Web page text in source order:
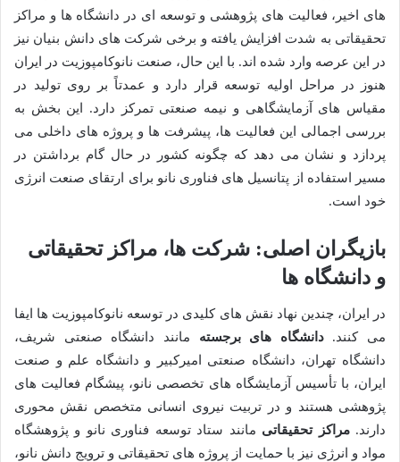
های اخیر، فعالیت های پژوهشی و توسعه ای در دانشگاه ها و مراکز
تحقیقاتی به شدت افزایش یافته و برخی شرکت های دانش بنیان نیز
در این عرصه وارد شده اند. با این حال، صنعت نانوکامپوزیت در ایران
هنوز در مراحل اولیه توسعه قرار دارد و عمدتاً بر روی تولید در
مقیاس های آزمایشگاهی و نیمه صنعتی تمرکز دارد. این بخش به
بررسی اجمالی این فعالیت ها، پیشرفت ها و پروژه های داخلی می
پردازد و نشان می دهد که چگونه کشور در حال گام برداشتن در
مسیر استفاده از پتانسیل های فناوری نانو برای ارتقای صنعت انرژی
خود است.
بازیگران اصلی: شرکت ها، مراکز تحقیقاتی
و دانشگاه ها
در ایران، چندین نهاد نقش های کلیدی در توسعه نانوکامپوزیت ها ایفا
می کنند.دانشگاه های برجسته مانند دانشگاه صنعتی شریف،
دانشگاه تهران، دانشگاه صنعتی امیرکبیر و دانشگاه علم و صنعت
ایران، با تأسیس آزمایشگاه های تخصصی نانو، پیشگام فعالیت های
پژوهشی هستند و در تربیت نیروی انسانی متخصص نقش محوری
دارند.مراکز تحقیقاتی مانند ستاد توسعه فناوری نانو و پژوهشگاه
مواد و انرژی نیز با حمایت از پروژه های تحقیقاتی و ترویج دانش نانو،